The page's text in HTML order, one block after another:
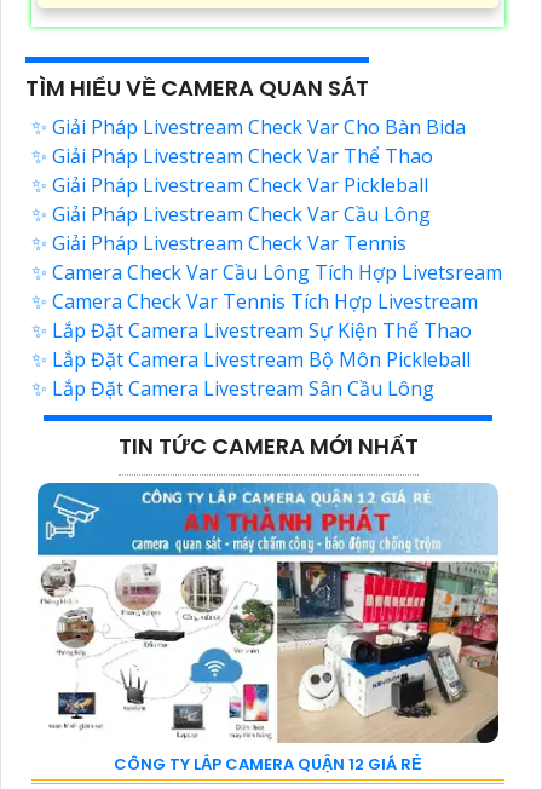
TÌM HIỂU VỀ CAMERA QUAN SÁT
✨ Giải Pháp Livestream Check Var Cho Bàn Bida
✨ Giải Pháp Livestream Check Var Thể Thao
✨ Giải Pháp Livestream Check Var Pickleball
✨ Giải Pháp Livestream Check Var Cầu Lông
✨ Giải Pháp Livestream Check Var Tennis
✨ Camera Check Var Cầu Lông Tích Hợp Livetsream
✨ Camera Check Var Tennis Tích Hợp Livestream
✨ Lắp Đặt Camera Livestream Sự Kiện Thể Thao
✨ Lắp Đặt Camera Livestream Bộ Môn Pickleball
✨ Lắp Đặt Camera Livestream Sân Cầu Lông
TIN TỨC CAMERA MỚI NHẤT
CÔNG TY LẮP CAMERA QUẬN 12 GIÁ RẺ